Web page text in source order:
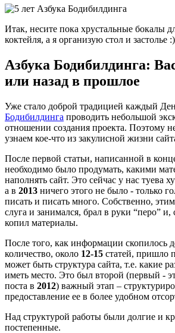
Итак, несите пока хрустальные бокалы
коктейля, а я организую стол и застолье
Азбука Бодибилдинга:
или назад в прошлое
Уже стало доброй традицией каждый
Бодибилдинга проводить небольшой
отношении создания проекта. Поэтому
узнаем кое-что из закулисной жизни
После первой статьи, написанной в
необходимо было продумать, какими
наполнять сайт. Это сейчас у нас туева
а в 2013 ничего этого не было - только
писать и писать много. Собственно,
слуга и занимался, брал в руки “перо”
копил материалы.
После того, как информации скопилось
количество, около 12-15 статей, пришло
может быть структура сайта, т.е. какие
иметь место. Это был второй (первый -
поста в 2012) важный этап –
предоставление ее в более удобном
Над структурой работы были долгие и
постепенные.